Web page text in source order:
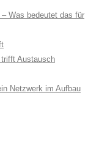
Was bedeutet das für
Austausch
Netzwerk im Aufbau